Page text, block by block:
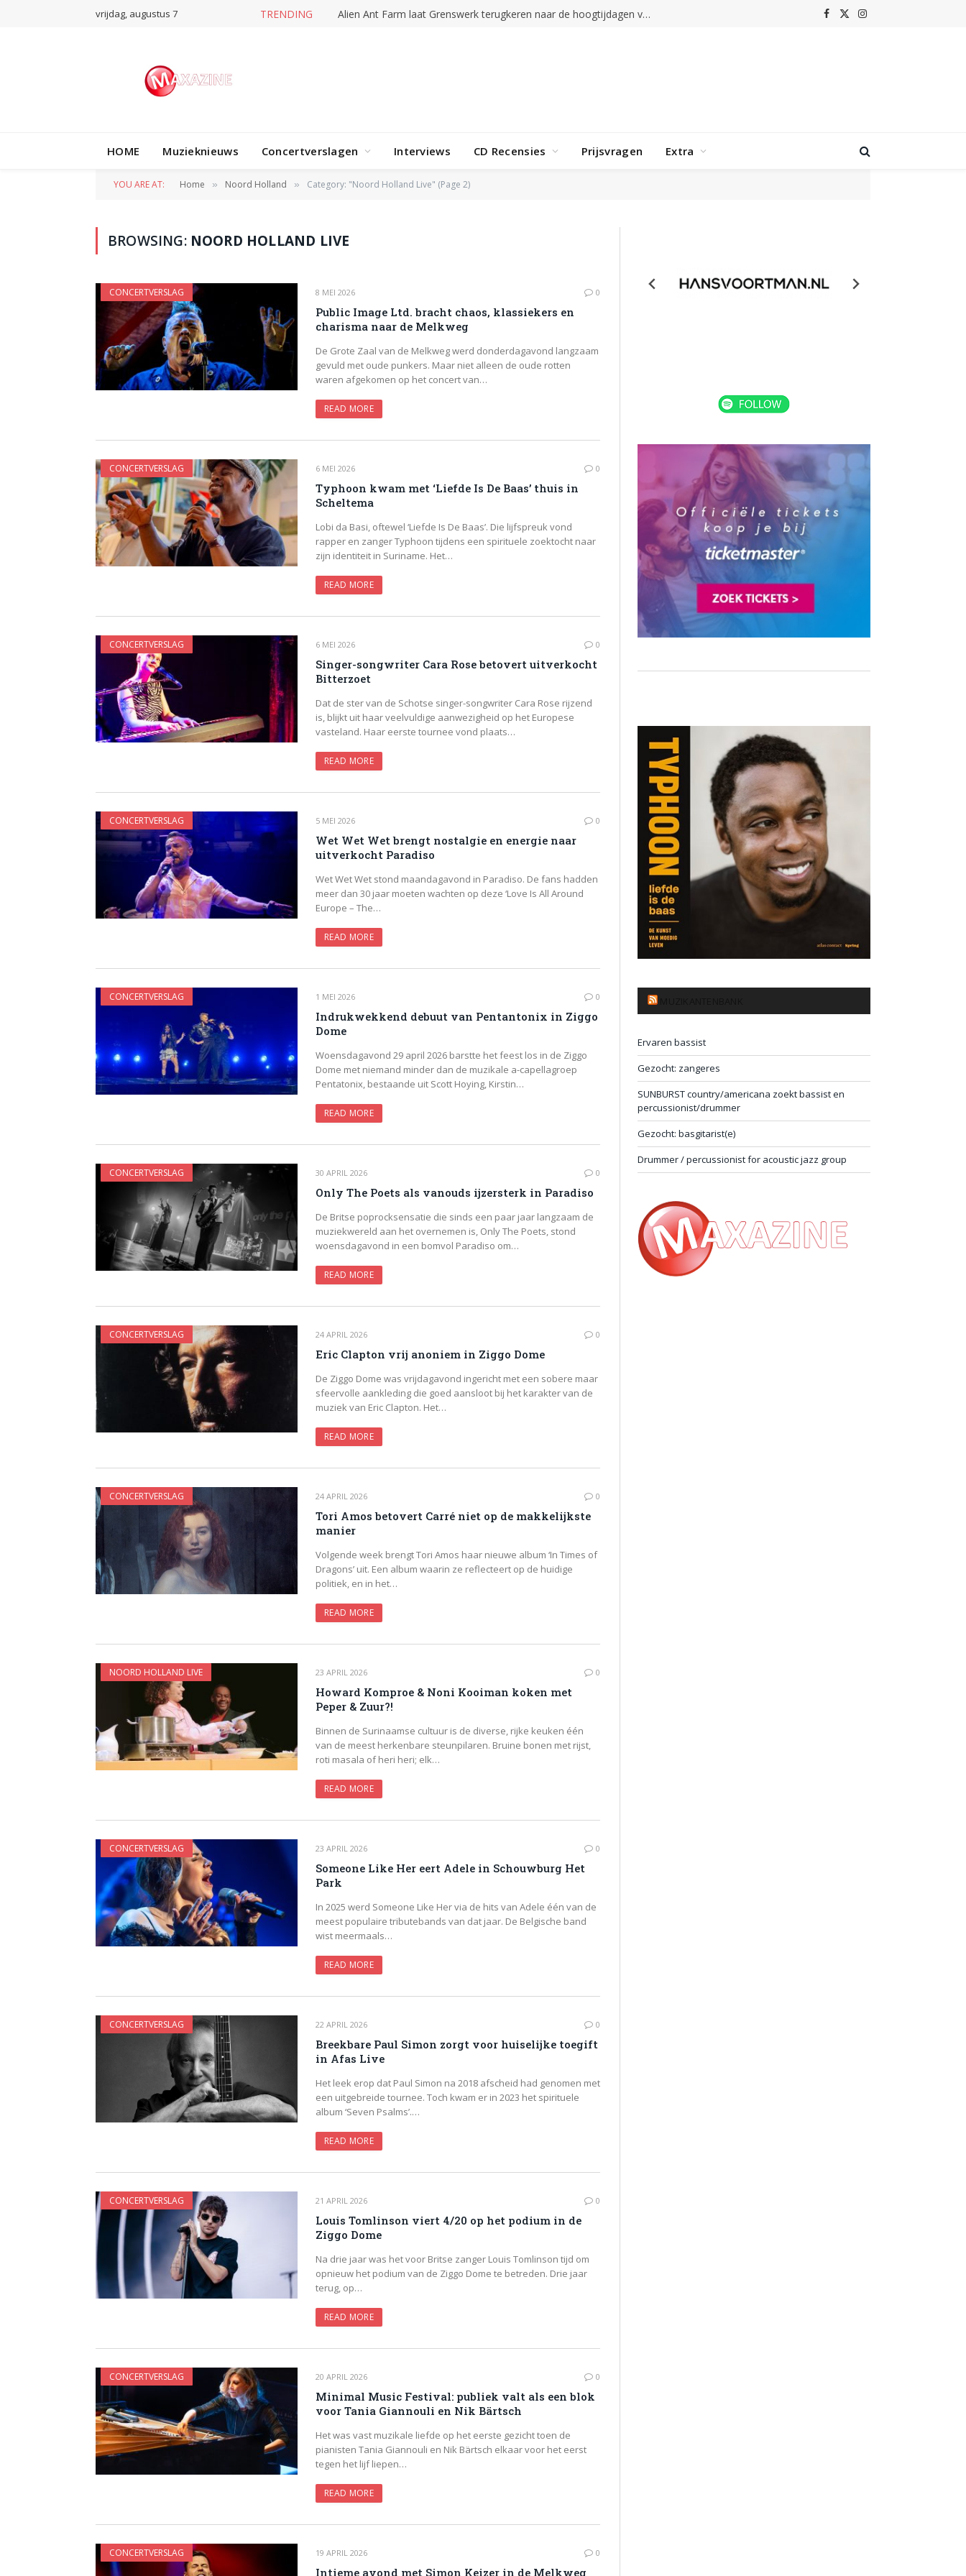
vrijdag, augustus 7 TRENDING Alien Ant Farm laat Grenswerk terugkeren naar de hoogtijdagen van nu-metal Facebook
X
Instagram
HOME Muzieknieuws Concertverslagen Interviews CD Recensies Prijsvragen Extra
YOU ARE AT: Home » Noord Holland » Category: "Noord Holland Live" (Page 2)
BROWSING: NOORD HOLLAND LIVE
CONCERTVERSLAG 8 MEI 2026 0
Public Image Ltd. bracht chaos, klassiekers en
charisma naar de Melkweg
De Grote Zaal van de Melkweg werd donderdagavond langzaam
gevuld met oude punkers. Maar niet alleen de oude rotten
waren afgekomen op het concert van…
READ MORE
CONCERTVERSLAG 6 MEI 2026 0
Typhoon kwam met ‘Liefde Is De Baas’ thuis in
Scheltema
Lobi da Basi, oftewel ‘Liefde Is De Baas’. Die lijfspreuk vond
rapper en zanger Typhoon tijdens een spirituele zoektocht naar
zijn identiteit in Suriname. Het…
READ MORE
CONCERTVERSLAG 6 MEI 2026 0
Singer-songwriter Cara Rose betovert uitverkocht
Bitterzoet
Dat de ster van de Schotse singer-songwriter Cara Rose rijzend
is, blijkt uit haar veelvuldige aanwezigheid op het Europese
vasteland. Haar eerste tournee vond plaats…
READ MORE
CONCERTVERSLAG 5 MEI 2026 0
Wet Wet Wet brengt nostalgie en energie naar
uitverkocht Paradiso
Wet Wet Wet stond maandagavond in Paradiso. De fans hadden
meer dan 30 jaar moeten wachten op deze ‘Love Is All Around
Europe – The…
READ MORE
CONCERTVERSLAG 1 MEI 2026 0
Indrukwekkend debuut van Pentantonix in Ziggo
Dome
Woensdagavond 29 april 2026 barstte het feest los in de Ziggo
Dome met niemand minder dan de muzikale a-capellagroep
Pentatonix, bestaande uit Scott Hoying, Kirstin…
READ MORE
CONCERTVERSLAG 30 APRIL 2026 0
Only The Poets als vanouds ijzersterk in Paradiso
De Britse poprocksensatie die sinds een paar jaar langzaam de
muziekwereld aan het overnemen is, Only The Poets, stond
woensdagavond in een bomvol Paradiso om…
READ MORE
CONCERTVERSLAG 24 APRIL 2026 0
Eric Clapton vrij anoniem in Ziggo Dome
De Ziggo Dome was vrijdagavond ingericht met een sobere maar
sfeervolle aankleding die goed aansloot bij het karakter van de
muziek van Eric Clapton. Het…
READ MORE
CONCERTVERSLAG 24 APRIL 2026 0
Tori Amos betovert Carré niet op de makkelijkste
manier
Volgende week brengt Tori Amos haar nieuwe album ‘In Times of
Dragons’ uit. Een album waarin ze reflecteert op de huidige
politiek, en in het…
READ MORE
NOORD HOLLAND LIVE 23 APRIL 2026 0
Howard Komproe & Noni Kooiman koken met
Peper & Zuur?!
Binnen de Surinaamse cultuur is de diverse, rijke keuken één
van de meest herkenbare steunpilaren. Bruine bonen met rijst,
roti masala of heri heri; elk…
READ MORE
CONCERTVERSLAG 23 APRIL 2026 0
Someone Like Her eert Adele in Schouwburg Het
Park
In 2025 werd Someone Like Her via de hits van Adele één van de
meest populaire tributebands van dat jaar. De Belgische band
wist meermaals…
READ MORE
CONCERTVERSLAG 22 APRIL 2026 0
Breekbare Paul Simon zorgt voor huiselijke toegift
in Afas Live
Het leek erop dat Paul Simon na 2018 afscheid had genomen met
een uitgebreide tournee. Toch kwam er in 2023 het spirituele
album ‘Seven Psalms’.…
READ MORE
CONCERTVERSLAG 21 APRIL 2026 0
Louis Tomlinson viert 4/20 op het podium in de
Ziggo Dome
Na drie jaar was het voor Britse zanger Louis Tomlinson tijd om
opnieuw het podium van de Ziggo Dome te betreden. Drie jaar
terug, op…
READ MORE
CONCERTVERSLAG 20 APRIL 2026 0
Minimal Music Festival: publiek valt als een blok
voor Tania Giannouli en Nik Bärtsch
Het was vast muzikale liefde op het eerste gezicht toen de
pianisten Tania Giannouli en Nik Bärtsch elkaar voor het eerst
tegen het lijf liepen…
READ MORE
CONCERTVERSLAG 19 APRIL 2026 0
Intieme avond met Simon Keizer in de Melkweg
Ervaren bassist
Gezocht: zangeres
SUNBURST country/americana zoekt bassist en
percussionist/drummer
Gezocht: basgitarist(e)
Drummer / percussionist for acoustic jazz group